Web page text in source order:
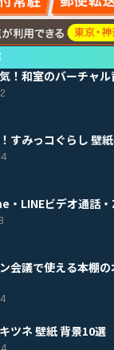
！和室のバーチャ
すみっコぐらし 壁
・LINEビデオ通話
会議で使える本棚
ツネ 壁紙 背景10選